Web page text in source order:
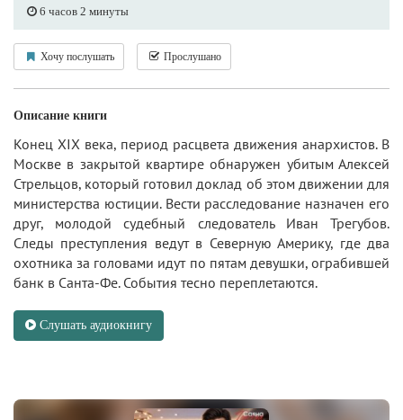
6 часов 2 минуты
Хочу послушать Прослушано
Описание книги
Конец ХIX века, период расцвета движения анархистов. В
Москве в закрытой квартире обнаружен убитым Алексей
Стрельцов, который готовил доклад об этом движении для
министерства юстиции. Вести расследование назначен его
друг, молодой судебный следователь Иван Трегубов.
Следы преступления ведут в Северную Америку, где два
охотника за головами идут по пятам девушки, ограбившей
банк в Санта-Фе. События тесно переплетаются.
Слушать аудиокнигу